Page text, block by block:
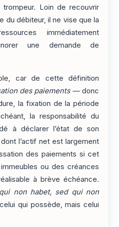
Loin de recouvrir
du débiteur, il ne vise que la
immédiatement
une demande de
car de cette définition
des paiements— donc
la fixation de la période
la responsabilité du
à déclarer l’état de son
l’actif net est largement
des paiements si cet
ou des créances
à brève échéance.
non habet, sed qui non
qui possède, mais celui